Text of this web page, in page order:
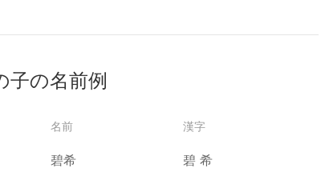
子の名前例
名前 漢字
碧希 碧 希